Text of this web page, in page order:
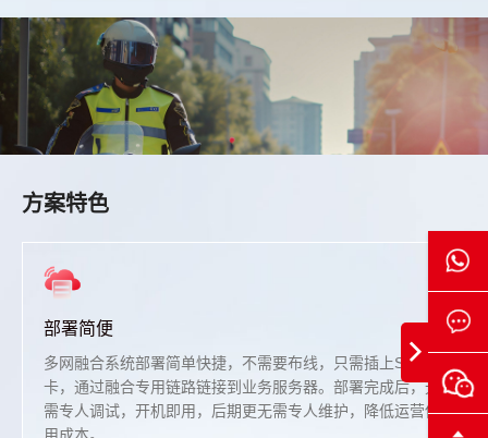
方案特色
部署简便
多网融合系统部署简单快捷，不需要布线，只需插上SIM
卡，通过融合专用链路链接到业务服务器。部署完成后，无
需专人调试，开机即用，后期更无需专人维护，降低运营使